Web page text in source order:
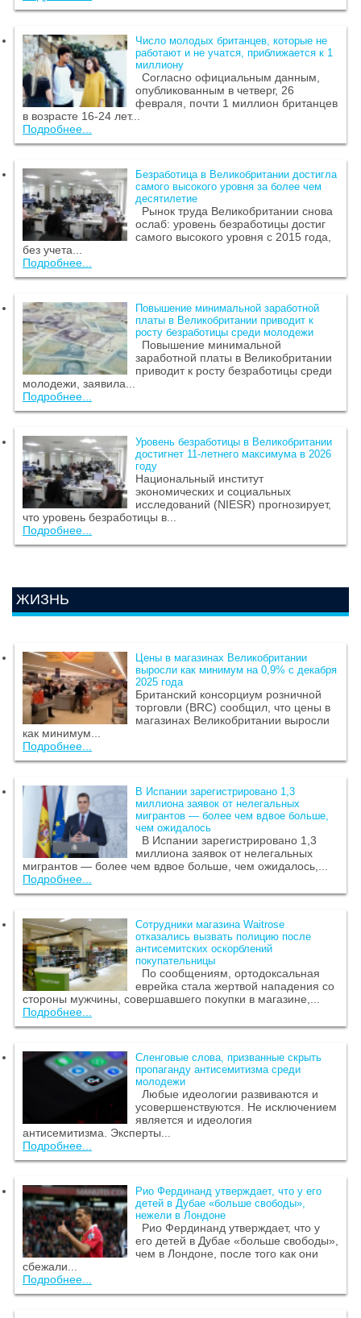
Число молодых британцев, которые не
работают и не учатся, приближается к 1
миллиону
Согласно официальным данным,
опубликованным в четверг, 26
февраля, почти 1 миллион британцев
в возрасте 16-24 лет...
Подробнее...
Безработица в Великобритании достигла
самого высокого уровня за более чем
десятилетие
Рынок труда Великобритании снова
ослаб: уровень безработицы достиг
самого высокого уровня с 2015 года,
без учета...
Подробнее...
Повышение минимальной заработной
платы в Великобритании приводит к
росту безработицы среди молодежи
Повышение минимальной
заработной платы в Великобритании
приводит к росту безработицы среди
молодежи, заявила...
Подробнее...
Уровень безработицы в Великобритании
достигнет 11-летнего максимума в 2026
году
Национальный институт
экономических и социальных
исследований (NIESR) прогнозирует,
что уровень безработицы в...
Подробнее...
ЖИЗНЬ
Цены в магазинах Великобритании
выросли как минимум на 0,9% с декабря
2025 года
Британский консорциум розничной
торговли (BRC) сообщил, что цены в
магазинах Великобритании выросли
как минимум...
Подробнее...
В Испании зарегистрировано 1,3
миллиона заявок от нелегальных
мигрантов — более чем вдвое больше,
чем ожидалось
В Испании зарегистрировано 1,3
миллиона заявок от нелегальных
мигрантов — более чем вдвое больше, чем ожидалось,...
Подробнее...
Сотрудники магазина Waitrose
отказались вызвать полицию после
антисемитских оскорблений
покупательницы
По сообщениям, ортодоксальная
еврейка стала жертвой нападения со
стороны мужчины, совершавшего покупки в магазине,...
Подробнее...
Сленговые слова, призванные скрыть
пропаганду антисемитизма среди
молодежи
Любые идеологии развиваются и
усовершенствуются. Не исключением
является и идеология
антисемитизма. Эксперты...
Подробнее...
Рио Фердинанд утверждает, что у его
детей в Дубае «больше свободы»,
нежели в Лондоне
Рио Фердинанд утверждает, что у
его детей в Дубае «больше свободы»,
чем в Лондоне, после того как они
сбежали...
Подробнее...